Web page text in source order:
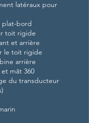
latéraux pour
plat-bord
toit rigide
et arrière
le toit rigide
arrière
mât 360
du transducteur